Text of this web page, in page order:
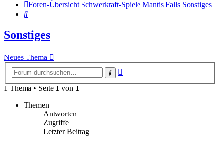
Foren-Übersicht Schwerkraft-Spiele Mantis Falls Sonstiges
Suche
Sonstiges
Neues Thema
Suche
1 Thema • Seite 1 von 1
Themen
Antworten
Zugriffe
Letzter Beitrag